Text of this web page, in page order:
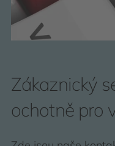
Zákaznický
ochotně pro